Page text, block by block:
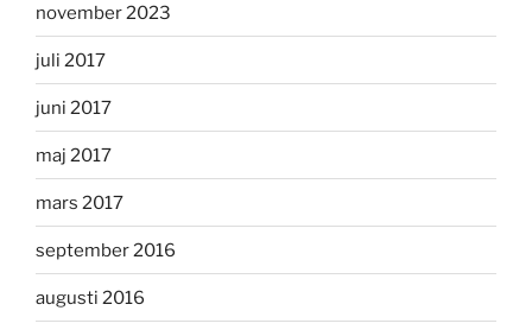
november 2023
juli 2017
juni 2017
maj 2017
mars 2017
september 2016
augusti 2016